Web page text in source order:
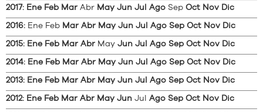
2017: Ene Feb Mar Abr May Jun Jul Ago Sep Oct Nov Dic
2016: Ene Feb Mar Abr May Jun Jul Ago Sep Oct Nov Dic
2015: Ene Feb Mar Abr May Jun Jul Ago Sep Oct Nov Dic
2014: Ene Feb Mar Abr May Jun Jul Ago Sep Oct Nov Dic
2013: Ene Feb Mar Abr May Jun Jul Ago Sep Oct Nov Dic
2012: Ene Feb Mar Abr May Jun Jul Ago Sep Oct Nov Dic